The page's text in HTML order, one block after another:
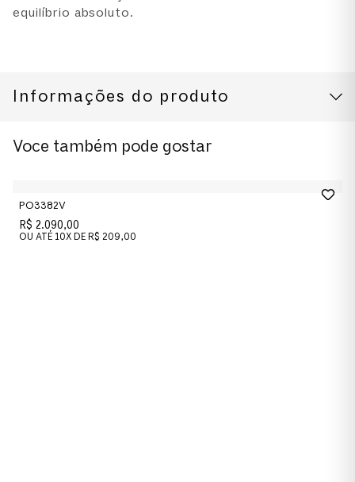
equilíbrio absoluto.
Informações do produto
CUIDADOS COM O PRODUTO
0PO3381V
0PO3381V
Cor da Armação
Voce também pode gostar
PO3382V
R$ 2.090,00
OU ATÉ 10X DE R$ 209,00